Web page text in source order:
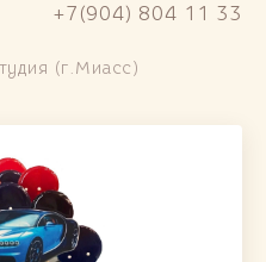
(г.Миасс)
+7(904) 804 11 33